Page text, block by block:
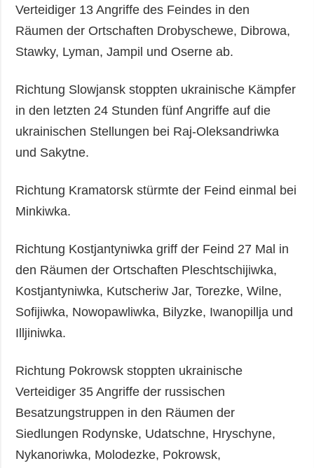
Verteidiger 13 Angriffe des Feindes in den
Räumen der Ortschaften Drobyschewe, Dibrowa,
Stawky, Lyman, Jampil und Oserne ab.
Richtung Slowjansk stoppten ukrainische Kämpfer
in den letzten 24 Stunden fünf Angriffe auf die
ukrainischen Stellungen bei Raj-Oleksandriwka
und Sakytne.
Richtung Kramatorsk stürmte der Feind einmal bei
Minkiwka.
Richtung Kostjantyniwka griff der Feind 27 Mal in
den Räumen der Ortschaften Pleschtschijiwka,
Kostjantyniwka, Kutscheriw Jar, Torezke, Wilne,
Sofijiwka, Nowopawliwka, Bilyzke, Iwanopillja und
Illjiniwka.
Richtung Pokrowsk stoppten ukrainische
Verteidiger 35 Angriffe der russischen
Besatzungstruppen in den Räumen der
Siedlungen Rodynske, Udatschne, Hryschyne,
Nykanoriwka, Molodezke, Pokrowsk,